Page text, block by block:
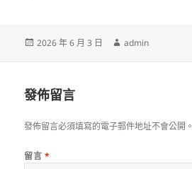
發
2026 年 6 月 3 日
作
admin
發佈留言
發佈留言必須填寫的電子郵件地址不會公開。
留言 *